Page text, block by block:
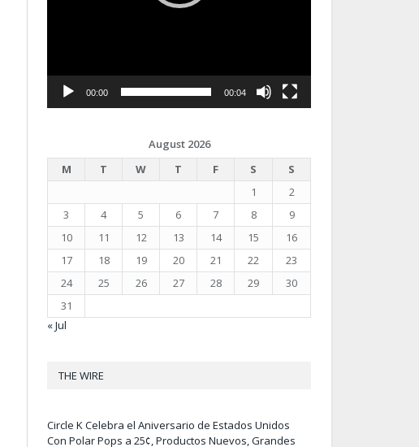
00:00 00:04
August 2026
M
T W T F S
S
1
2
3
4 5 6 7 8
9
10
11 12 13 14 15
16
17
18 19 20 21 22
23
24
25 26 27 28 29
30
31
« Jul
THE WIRE
Circle K Celebra el Aniversario de Estados Unidos
Con Polar Pops a 25¢, Productos Nuevos, Grandes